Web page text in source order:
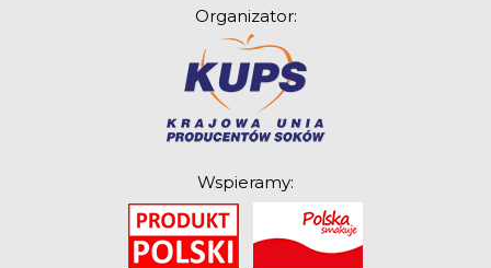
Organizator:
Wspieramy:
Wydarzenia